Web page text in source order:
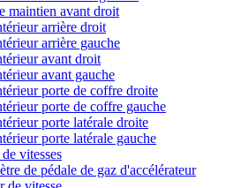
maintien avant droit
arrière droit
arrière gauche
avant droit
avant gauche
porte de coffre droite
porte de coffre gauche
porte latérale droite
porte latérale gauche
vitesses
de pédale de gaz d'accélérateur